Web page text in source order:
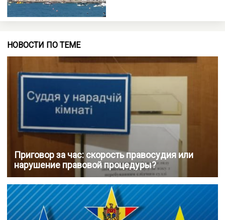
НОВОСТИ ПО ТЕМЕ
Приговор за час: скорость правосудия или
нарушение правовой процедуры?